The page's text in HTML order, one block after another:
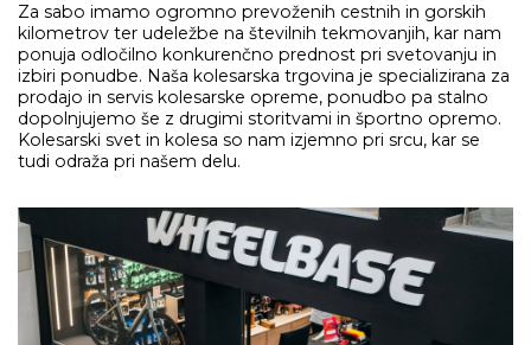
Za sabo imamo ogromno prevoženih cestnih in gorskih
kilometrov ter udeležbe na številnih tekmovanjih, kar nam
ponuja odločilno konkurenčno prednost pri svetovanju in
izbiri ponudbe. Naša kolesarska trgovina je specializirana za
prodajo in servis kolesarske opreme, ponudbo pa stalno
dopolnjujemo še z drugimi storitvami in športno opremo.
Kolesarski svet in kolesa so nam izjemno pri srcu, kar se
tudi odraža pri našem delu.